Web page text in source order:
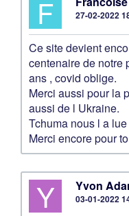
F 27-02-2022
Ce site devient
centenaire de notre
ans , covid oblige.
Merci aussi pour la
aussi de l Ukraine.
Tchuma nous l a
Merci encore pour
Y Yvon
03-01-2022